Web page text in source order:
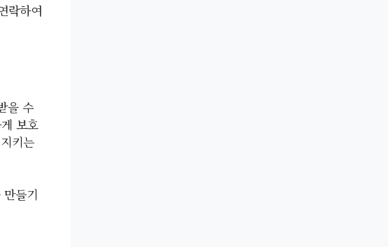
락하여
을 수
보호
키는
들기